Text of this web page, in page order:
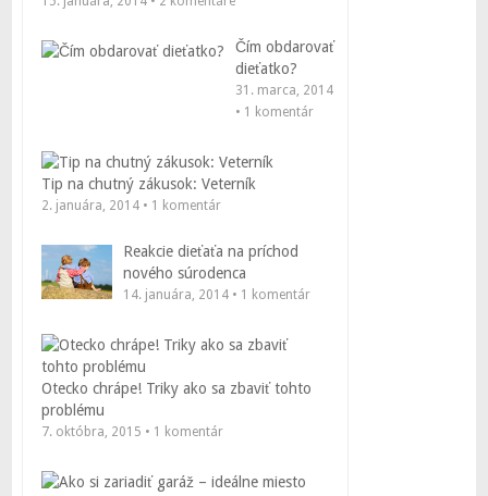
Čím obdarovať
dieťatko?
31. marca, 2014
• 1 komentár
Tip na chutný zákusok: Veterník
2. januára, 2014 • 1 komentár
Reakcie dieťaťa na príchod
nového súrodenca
14. januára, 2014 • 1 komentár
Otecko chrápe! Triky ako sa zbaviť tohto
problému
7. októbra, 2015 • 1 komentár